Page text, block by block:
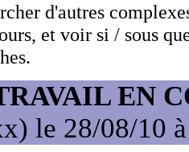
d'autres
et voir si / sous
EN
le 28/08/10